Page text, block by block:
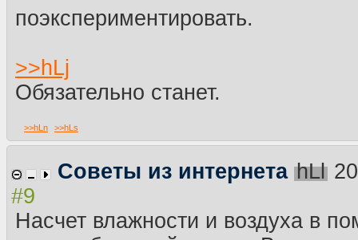
поэкспериментировать.
>>hLj
Обязательно станет.
>>hLn >>hLs
Советы из интернета hLl
Насчет влажности и воздуха в